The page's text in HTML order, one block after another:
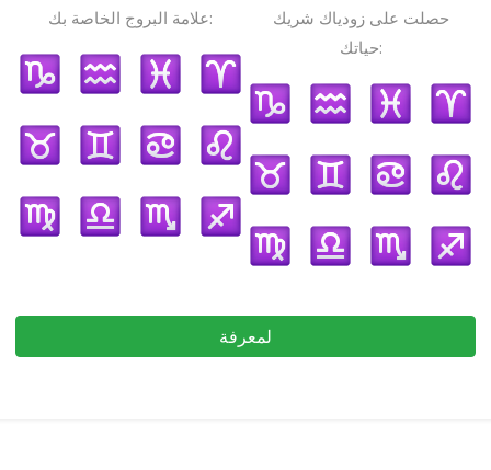
علامة البروج الخاصة بك:
حصلت على زودياك شريك
حياتك:
لمعرفة